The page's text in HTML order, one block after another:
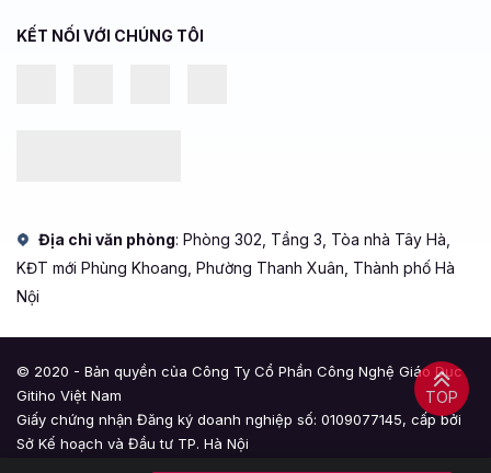
TOP
KẾT NỐI VỚI CHÚNG TÔI
Địa chỉ văn phòng: Phòng 302, Tầng 3, Tòa nhà Tây Hà,
KĐT mới Phùng Khoang, Phường Thanh Xuân, Thành phố Hà
Nội
© 2020 - Bản quyền của Công Ty Cổ Phần Công Nghệ Giáo Dục
Gitiho Việt Nam
Giấy chứng nhận Đăng ký doanh nghiệp số: 0109077145, cấp bởi
Sở Kế hoạch và Đầu tư TP. Hà Nội
Giấy phép mạng xã hội số: 588, cấp bởi Bộ Thông tin và Truyền